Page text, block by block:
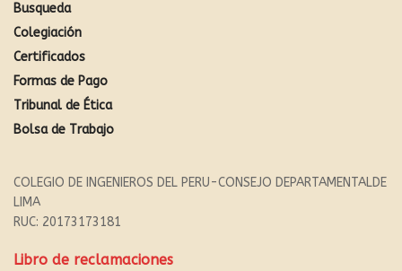
Busqueda
Colegiación
Certificados
Formas de Pago
Tribunal de Ética
Bolsa de Trabajo
COLEGIO DE INGENIEROS DEL PERU-CONSEJO DEPARTAMENTALDE
LIMA
RUC: 20173173181
Libro de reclamaciones